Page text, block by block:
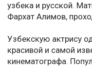
узбека и русской.
Фархат Алимов,
Узбекскую актрису
красивой и самой
кинематографа.